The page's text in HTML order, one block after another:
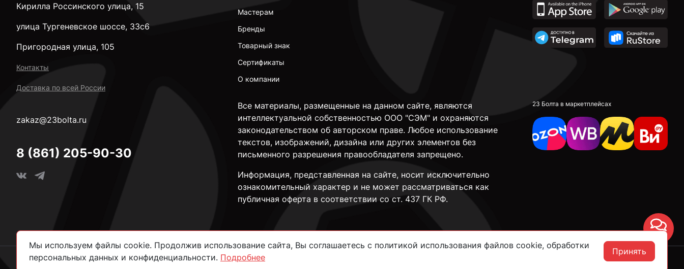
Мастерам
Бренды
Товарный знак
Сертификаты
О компании
Все материалы, размещенные на данном сайте, являются
интеллектуальной собственностью ООО "СЭМ" и охраняются
законодательством об авторском праве. Любое использование
текстов, изображений, дизайна или других элементов без
письменного разрешения правообладателя запрещено.
Информация, представленная на сайте, носит исключительно
ознакомительный характер и не может рассматриваться как
публичная оферта в соответствии со ст. 437 ГК РФ.
23 Болта в маркетплейсах
Кирилла Россинского улица, 15
улица Тургеневское шоссе, 33с6
Пригородная улица, 105
Контакты
Доставка по всей России
zakaz@23bolta.ru
8 (861) 205-90-30
Мы используем файлы cookie. Продолжив использование сайта, Вы соглашаетесь с политикой использования файлов cookie, обработки
персональных данных и конфиденциальности. Подробнее
Принять